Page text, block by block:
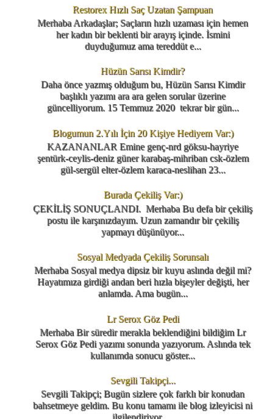
Restorex Hızlı Saç Uzatan Şampuan
Merhaba Arkadaşlar; Saçların hızlı uzaması için hemen
her kadın bir beklenti bir arayış içinde. İsmini
duyduğumuz ama tereddüt e...
Hüzün Sarısı Kimdir?
Daha önce yazmış olduğum bu, Hüzün Sarısı Kimdir
başlıklı yazımı ara ara gelen sorular üzerine
güncelliyorum. 15 Temmuz 2020 tekrar bir gün...
Blogumun 2.Yılı İçin 20 Kişiye Hediyem Var:)
KAZANANLAR Emine genç-nrd göksu-hayriye
şentürk-ceylis-deniz güner karabaş-mihriban csk-özlem
gül-sergül elter-özlem karaca-neslihan 23...
Burada Çekiliş Var:)
ÇEKİLİŞ SONUÇLANDI. Merhaba Bu defa bir çekiliş
postu ile karşınızdayım. Uzun zamandır bir çekiliş
yapmayı düşünüyor...
Sosyal Medyada Çekiliş Sorunsalı
Merhaba Sosyal medya dipsiz bir kuyu aslında değil mi?
Hayatımıza girdiği andan beri hızla bişeyler değişti, her
anlamda. Ama bugün...
Lr Serox Göz Pedi
Merhaba Bir süredir merakla beklendiğini bildiğim Lr
Serox Göz Pedi yazımı sonunda yazıyorum. Aslında tek
kullanımda sonucu göster...
Sevgili Takipçi...
Sevgili Takipçi; Bugün sizlere çok farklı bir konudan
bahsetmeye geldim. Bu konu tamamı ile blog izleyicisi ni